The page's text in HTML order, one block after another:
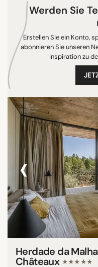
Libanon
Marokko
Brasilien
Niederlande
Nepal
Jamaika
Kroatien
Taiwan
Japan
Australien
Bahamas
Norwegen
Chile
Südafrika
Indonesien
Polen
Werden Sie
Erstellen Sie ein Konto,
abonnieren Sie unseren
Inspiration zu
‹
Herdade da
Châteaux ★★★★★